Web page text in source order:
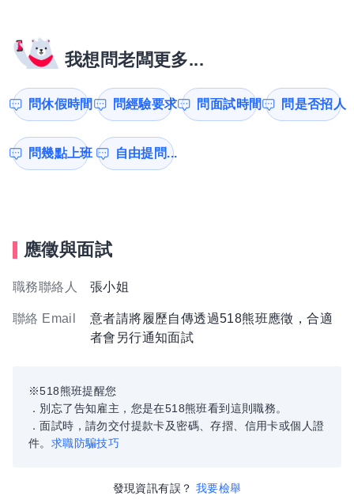
我想問老闆更多...
問休假時間 問經驗要求 問面試時間 問是否招人
問幾點上班 自由提問...
應徵與面試
職務聯絡人 張小姐
聯絡 Email
意者請將履歷自傳透過518熊班應徵，合適
者會另行通知面試
※518熊班提醒您
．別忘了告知雇主，您是在518熊班看到這則職務。
．面試時，請勿交付提款卡及密碼、存摺、信用卡或個人證
件。 求職防騙技巧
發現資訊有誤？ 我要檢舉